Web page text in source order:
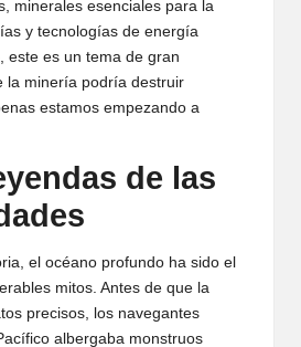
minerales esenciales para la
y tecnologías de energía
este es un tema de gran
la minería podría destruir
estamos empezando a
de las
el océano profundo ha sido el
mitos. Antes de que la
precisos, los navegantes
albergaba monstruos